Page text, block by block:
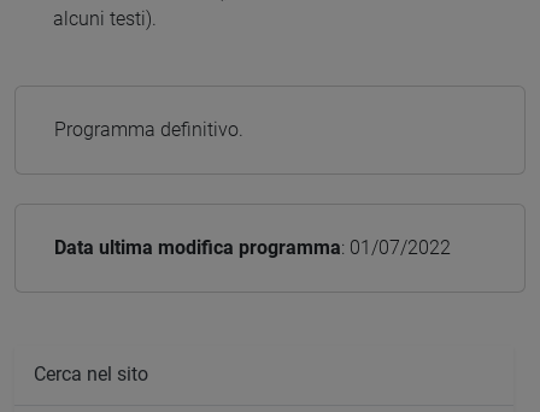
alcuni testi).
Programma definitivo.
Data ultima modifica programma: 01/07/2022
Cerca nel sito